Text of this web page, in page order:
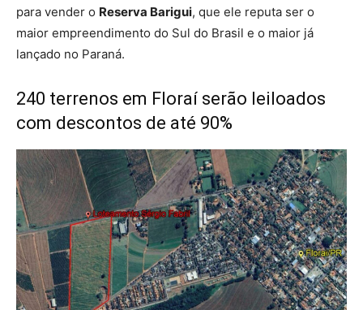
para vender o Reserva Barigui, que ele reputa ser o
maior empreendimento do Sul do Brasil e o maior já
lançado no Paraná.
240 terrenos em Floraí serão leiloados
com descontos de até 90%